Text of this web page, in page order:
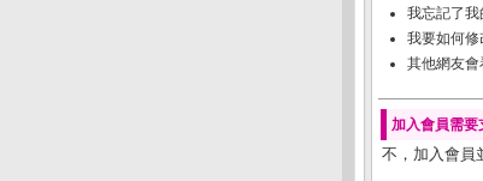
我忘記了我
我要如何修
其他網友
加入會員需要
不，加入會員